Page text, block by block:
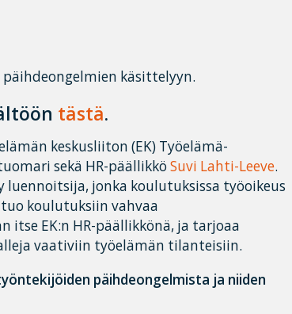
käsittelyyn.
tästä.
keskusliiton (EK) Työelämä-
sekä HR-päällikkö Suvi Lahti-Leeve.
luennoitsija, jonka koulutuksissa työoikeus
koulutuksiin vahvaa
itse EK:n HR-päällikkönä, ja tarjoaa
vaativiin työelämän tilanteisiin.
päihdeongelmista ja niiden